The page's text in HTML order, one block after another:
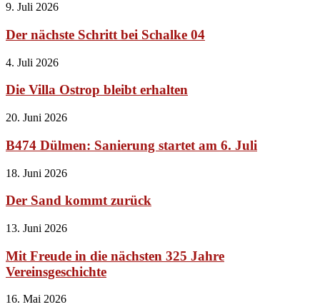
9. Juli 2026
Der nächste Schritt bei Schalke 04
4. Juli 2026
Die Villa Ostrop bleibt erhalten
20. Juni 2026
B474 Dülmen: Sanierung startet am 6. Juli
18. Juni 2026
Der Sand kommt zurück
13. Juni 2026
Mit Freude in die nächsten 325 Jahre
Vereinsgeschichte
16. Mai 2026